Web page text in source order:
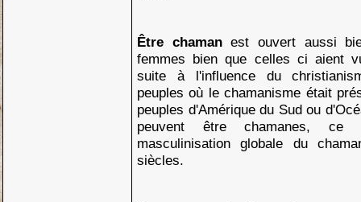
Être chamanest ouvert aussi
femmes bien que celles ci aient
suite à l'influence du
peuples où le chamanisme était
peuples d'Amérique du Sud ou
peuvent être chamanes, ce
masculinisation globale du
siècles.